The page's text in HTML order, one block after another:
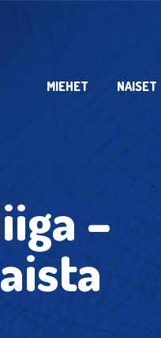
MIEHET NAISET
–